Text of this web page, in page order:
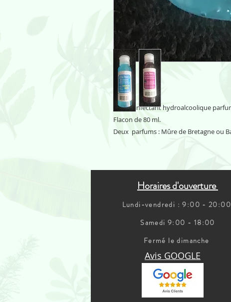
Gel désinfectant hydroalcoolique
Flacon de 80 ml.
Deux parfums : Mûre de Bretagne ou
Horaires d'ouverture
Lundi-vendredi : 9:00 - 20:00
Samedi 9:00 - 18:00
Fermé le dimanche
Avis GOOGLE